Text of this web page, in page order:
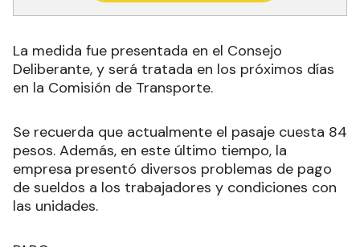
La medida fue presentada en el Consejo
Deliberante, y será tratada en los próximos días
en la Comisión de Transporte.
Se recuerda que actualmente el pasaje cuesta 84
pesos. Además, en este último tiempo, la
empresa presentó diversos problemas de pago
de sueldos a los trabajadores y condiciones con
las unidades.